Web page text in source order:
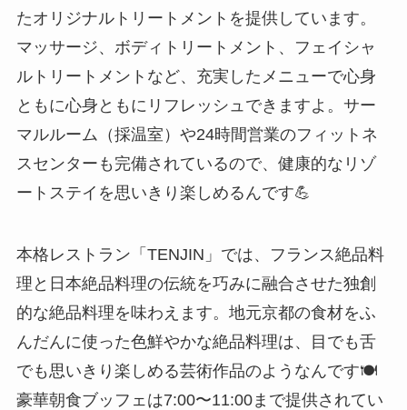
たオリジナルトリートメントを提供しています。
マッサージ、ボディトリートメント、フェイシャ
ルトリートメントなど、充実したメニューで心身
ともに心身ともにリフレッシュできますよ。サー
マルルーム（採温室）や24時間営業のフィットネ
スセンターも完備されているので、健康的なリゾ
ートステイを思いきり楽しめるんです💪
本格レストラン「TENJIN」では、フランス絶品料
理と日本絶品料理の伝統を巧みに融合させた独創
的な絶品料理を味わえます。地元京都の食材をふ
んだんに使った色鮮やかな絶品料理は、目でも舌
でも思いきり楽しめる芸術作品のようなんです🍽️
豪華朝食ブッフェは7:00〜11:00まで提供されてい